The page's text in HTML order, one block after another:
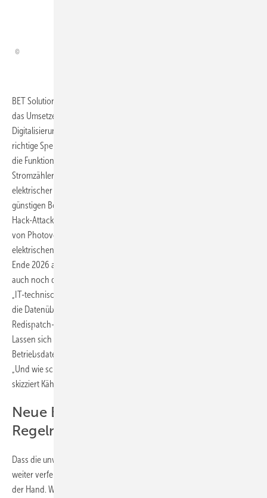
BET Solutions soll im Zusammenspiel mit anderen Experten bei BET
das Umsetzen der vielleicht zuvor schon von BET empfohlenen
Digitalisierungsschritte begleiten. Dazu gehört eine von Anfang an
richtige Speicherung der Daten. Zudem zielt die Solutions GmbH auf
die Funktionsfähigkeit einer Smart-Meter-Infrastruktur für intelligente
Stromzähler, um den Stromverbrauch durchs Zu- oder Abschalten
elektrischer Geräte im Einklang mit dem Grünstromvorkommen und
günstigen Börsenstrompreisen zu steuern, auf deren Sicherheit gegen
Hack-Attacken – oder auf kluge digitale Überwachung der Anschlüsse
von Photovoltaik- oder Windparks und ihrer für die Qualität der
elektrischen Sinuskurven wichtigen Wechselrichter. Die nach Plan bis
Ende 2026 auf 10 bis 20 Mitarbeitende anwachsende BET-Tochter soll
auch noch die Fernsteuerung der Anlagen durch die Netzbetreiber
„IT-technisch“ sicher und wirtschaftlich gestalten helfen: Wie erfolgt
die Datenübergabe an den für die Fernsteuerung im sogenannten
Redispatch-2.0-Gesetz vorgesehenen „Einsatzverantwortlichen“?
Lassen sich digitale Zwillinge einbinden, um an deren idealen
Betriebsdaten orientiert Grünstromanlage und Netz auszusteuern?
„Und wie schaltet der Netzbetreiber die Anlagen an und ab?“ So
skizziert Kähler die von ihm anvisierten Jobs.
Neue Energiewelt verlangt digitales
Regeln
Dass die unwiderrufliche Digitalisierung der Energiewende immer
weiter verfeinerte Datenverarbeitung und Kontrolle braucht, liegt auf
der Hand. Wenn Elektrizität durch Ladestationen, Wärmepumpen,